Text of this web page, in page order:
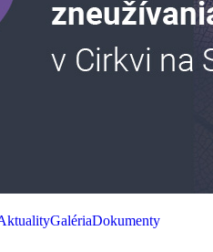
GalériaDokumenty